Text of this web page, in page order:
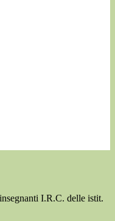
I.R.C. delle istit.